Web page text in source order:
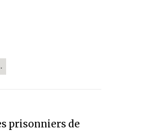
prisonniers de